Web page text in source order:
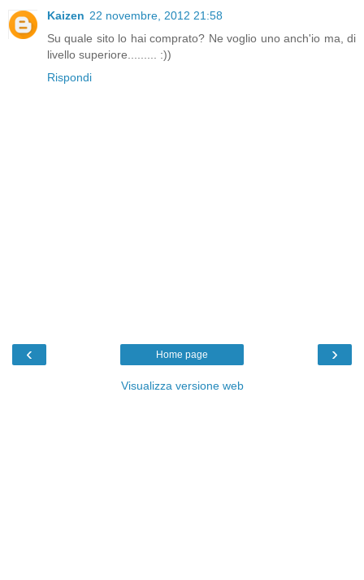
Kaizen 22 novembre, 2012 21:58
Su quale sito lo hai comprato? Ne voglio uno anch'io ma, di
livello superiore......... :))
Rispondi
‹ ›
Home page
Visualizza versione web